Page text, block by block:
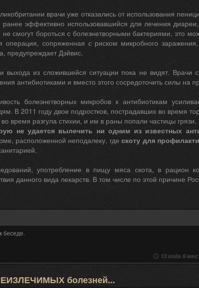
врачи уже отказались от использования
эффективно использовавшийся для лечения
не смогут бороться с болезнетворными бактериями, это
сопряженная с риском микробного заражения,
предупреждает Дэйвис.
выхода из сложившейся ситуации пока не видят. Врачи
антибиотиками и вместо этого сосредоточить силы на
болезнетворных микробов к антибиотикам
В 2011 году двое подростков, пострадавших во время
время разгула стихии, и им в раны попали частицы грязи.
не удается вылечить ни одним из известных
расположенной неподалеку, гдескоту для
употребление в пищу мяса скота, в рацион
данного вида лекарств. В том числе по этой причине
беседе.
13 года 6
болезней...